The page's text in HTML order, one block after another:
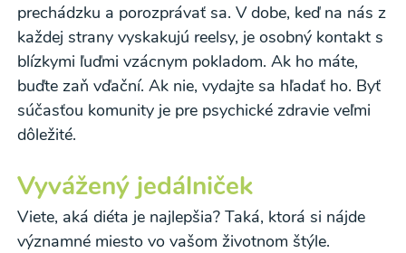
prechádzku a porozprávať sa. V dobe, keď na nás z
každej strany vyskakujú reelsy, je osobný kontakt s
blízkymi ľuďmi vzácnym pokladom. Ak ho máte,
buďte zaň vďační. Ak nie, vydajte sa hľadať ho. Byť
súčasťou komunity je pre psychické zdravie veľmi
dôležité.
Vyvážený jedálniček
Viete, aká diéta je najlepšia? Taká, ktorá si nájde
významné miesto vo vašom životnom štýle.